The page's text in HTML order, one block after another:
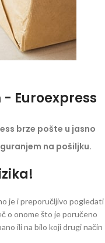
Euroexpress
brze pošte u jasno
na pošiljku.
je i preporučljivo pogledati
o onome što je poručeno
ili na bilo koji drugi način